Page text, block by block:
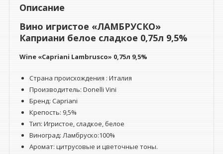
9,5%Описание
Вино игристое «ЛАМБРУСКО»
Каприани белое сладкое 0,75л 9,5%
Wine «Capriani Lambrusco» 0,75л 9,5%
Страна происхождения : Италия
Производитель: Donelli Vini
Бренд: Capriani
Крепость: 9,5%
Тип: Игристое, сладкое,белое
Виноград: Ламбруско:100%
Аромат: цитрусовые и цветочные тоны.